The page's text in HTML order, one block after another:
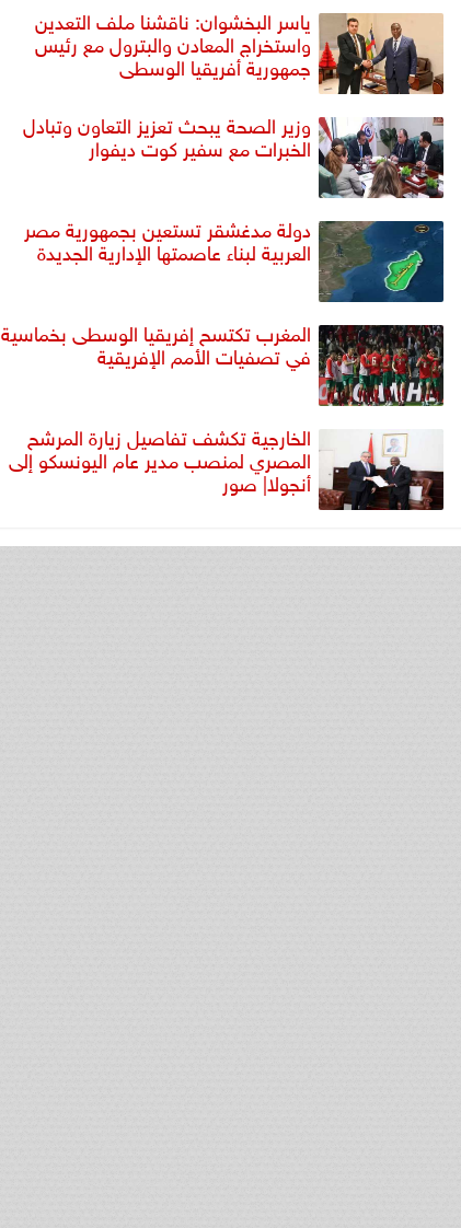
ياسر البخشوان: ناقشنا ملف التعدين
واستخراج المعادن والبترول مع رئيس
جمهورية أفريقيا الوسطى
وزير الصحة يبحث تعزيز التعاون وتبادل
الخبرات مع سفير كوت ديفوار
دولة مدغشقر تستعين بجمهورية مصر
العربية لبناء عاصمتها الإدارية الجديدة
المغرب تكتسح إفريقيا الوسطى بخماسية
في تصفيات الأمم الإفريقية
الخارجية تكشف تفاصيل زيارة المرشح
المصري لمنصب مدير عام اليونسكو إلى
أنجولا| صور